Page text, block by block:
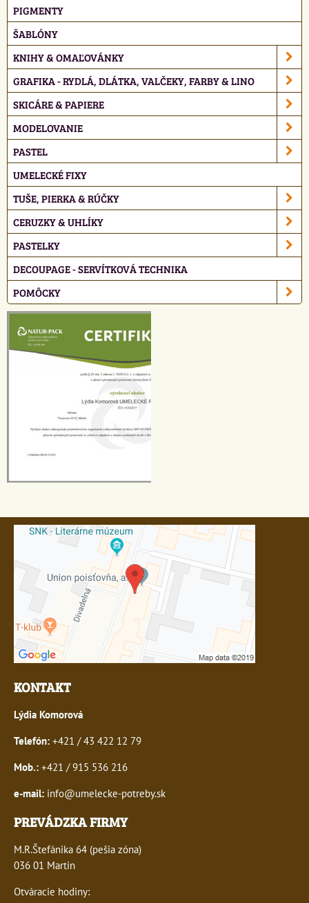
PIGMENTY
ŠABLÓNY
KNIHY & OMAĽOVÁNKY
GRAFIKA - RYDLÁ, DLÁTKA, VALČEKY, FARBY & LINO
SKICÁRE & PAPIERE
MODELOVANIE
PASTEL
UMELECKÉ FIXY
TUŠE, PIERKA & RÚČKY
CERUZKY & UHLÍKY
PASTELKY
DECOUPAGE - SERVÍTKOVÁ TECHNIKA
POMÔCKY
KONTAKT
Lýdia Komorová
Telefón: +421 / 43 422 12 79
Mob.: +421 / 915 536 216
e-mail: info@umelecke-potreby.sk
PREVÁDZKA FIRMY
M.R.Štefánika 64 (pešia zóna)
036 01 Martin
Otváracie hodiny: